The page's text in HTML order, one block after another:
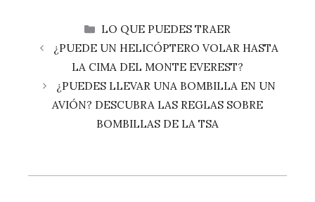
CATEGORÍAS
LO QUE PUEDES TRAER
¿PUEDE UN HELICÓPTERO VOLAR HASTA
LA CIMA DEL MONTE EVEREST?
¿PUEDES LLEVAR UNA BOMBILLA EN UN
AVIÓN? DESCUBRA LAS REGLAS SOBRE
BOMBILLAS DE LA TSA